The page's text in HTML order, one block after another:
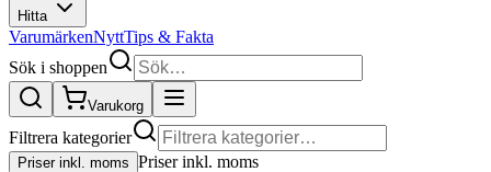
Hitta
VarumärkenNyttTips & Fakta
Sök i shoppen
Varukorg
Filtrera kategorier
Priser inkl. moms Priser inkl. moms